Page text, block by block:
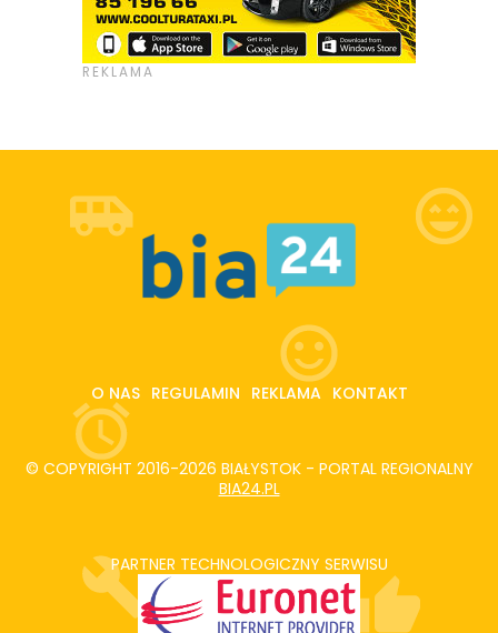
O NAS REGULAMIN REKLAMA KONTAKT
© COPYRIGHT 2016-2026 BIAŁYSTOK - PORTAL REGIONALNY
BIA24.PL
PARTNER TECHNOLOGICZNY SERWISU